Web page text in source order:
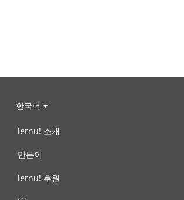
한국어
lernu! 소개
만든이
lernu! 후원